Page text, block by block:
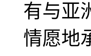
有与亚
情愿地